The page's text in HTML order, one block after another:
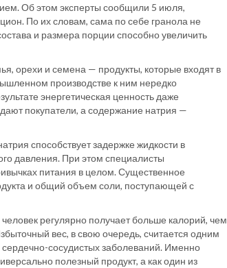
Об этом эксперты сообщили 5 июля,
По их словам, сама по себе гранола не
и размера порции способно увеличить
орехи и семена — продукты, которые входят в
производстве к ним нередко
энергетическая ценность даже
покупатели, а содержание натрия —
способствует задержке жидкости в
давления. При этом специалисты
питания в целом. Существенное
и общий объем соли, поступающей с
регулярно получает больше калорий, чем
вес, в свою очередь, считается одним
сердечно-сосудистых заболеваний. Именно
полезный продукт, а как один из